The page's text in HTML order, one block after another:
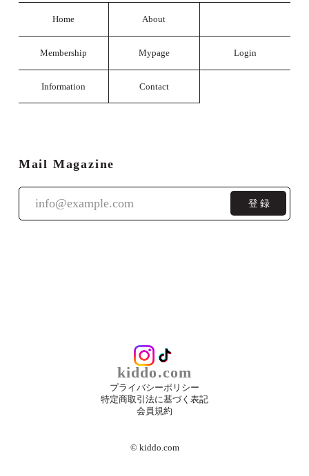
Home About
Membership Mypage Login
Information Contact
Mail Magazine
登録
kiddo.com
プライバシーポリシー
特定商取引法に基づく表記
会員規約
©︎ kiddo.com